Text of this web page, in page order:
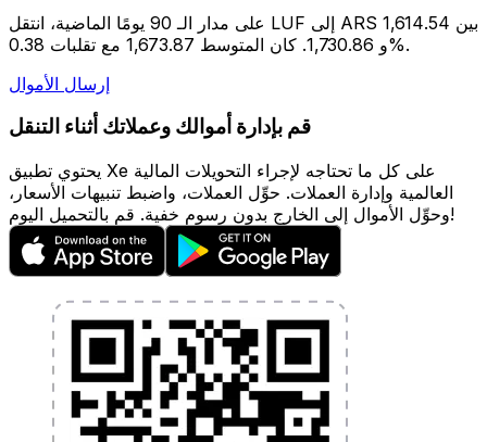
على مدار الـ 90 يومًا الماضية، انتقل LUF إلى ARS بين 1,614.54
و 1,730.86. كان المتوسط 1,673.87 مع تقلبات 0.38%.
إرسال الأموال
قم بإدارة أموالك وعملاتك أثناء التنقل
يحتوي تطبيق Xe على كل ما تحتاجه لإجراء التحويلات المالية
العالمية وإدارة العملات. حوِّل العملات، واضبط تنبيهات الأسعار،
وحوِّل الأموال إلى الخارج بدون رسوم خفية. قم بالتحميل اليوم!